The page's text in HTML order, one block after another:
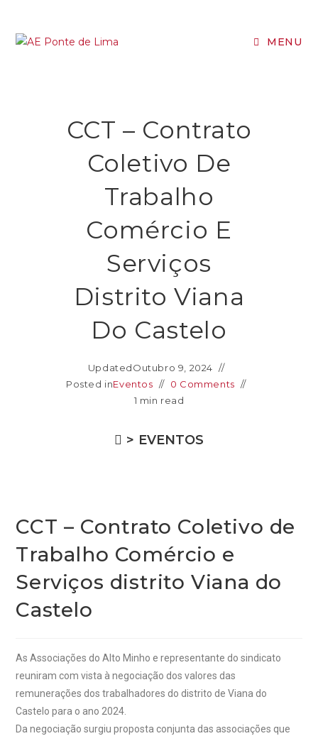
MENU
CCT – Contrato
Coletivo De
Trabalho
Comércio E
Serviços
Distrito Viana
Do Castelo
UpdatedOutubro 9, 2024
Posted inEventos
0 Comments
1 min read
> EVENTOS
CCT – Contrato Coletivo de
Trabalho Comércio e
Serviços distrito Viana do
Castelo
As Associações do Alto Minho e representante do sindicato
reuniram com vista à negociação dos valores das
remunerações dos trabalhadores do distrito de Viana do
Castelo para o ano 2024.
Da negociação surgiu proposta conjunta das associações que